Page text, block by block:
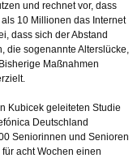
und rechnet vor, dass
10 Millionen das Internet
dass sich der Abstand
die sogenannte Alterslücke,
Maßnahmen
Kubicek geleiteten Studie
Deutschland
Seniorinnen und Senioren
acht Wochen einen